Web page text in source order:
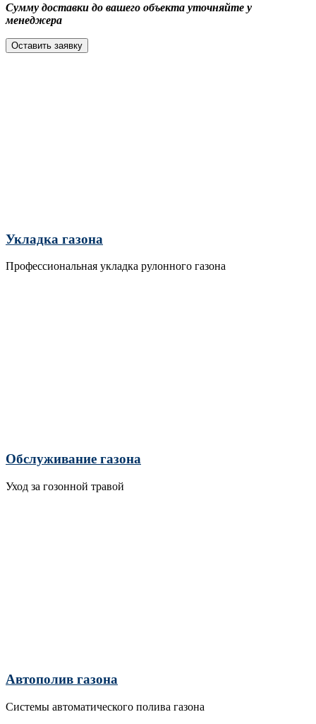
Сумму доставки до вашего объекта уточняйте у
менеджера
Оставить заявку
Укладка газона
Профессиональная укладка рулонного газона
Обслуживание газона
Уход за гозонной травой
Автополив газона
Системы автоматического полива газона